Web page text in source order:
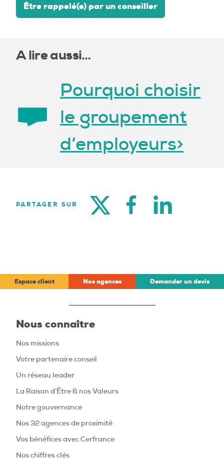
Être rappelé(e) par un conseiller
A lire aussi…
Pourquoi choisir
le groupement
d’employeurs>
PARTAGER SUR
TWITTER FACEBOOK
Espace client Nos agences Demander un devis
Nous connaître
Nos missions
Votre partenaire conseil
Un réseau leader
La Raison d’Être & nos Valeurs
Notre gouvernance
Nos 32 agences de proximité
Vos bénéfices avec Cerfrance
Nos chiffres clés